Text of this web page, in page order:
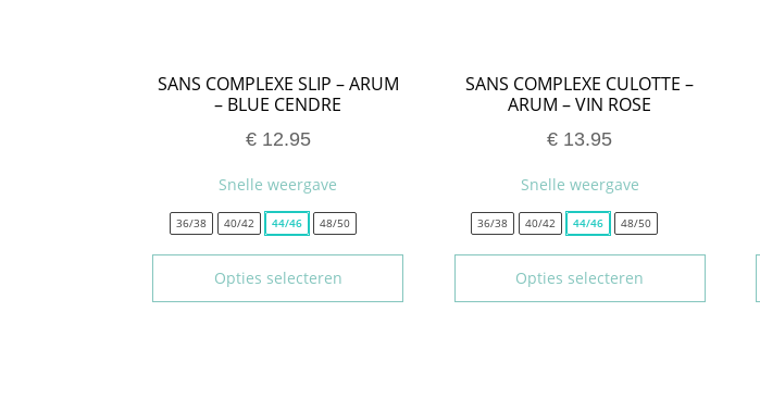
SANS COMPLEXE SLIP – ARUM
– BLUE CENDRE
€12.95
Opties selecteren
Snelle weergave
36/38 40/42 44/46 48/50
SANS COMPLEXE CULOTTE –
ARUM – VIN ROSE
€ 13.95
Opties selecteren
Snelle weergave
36/38 40/42 44/46 48/50